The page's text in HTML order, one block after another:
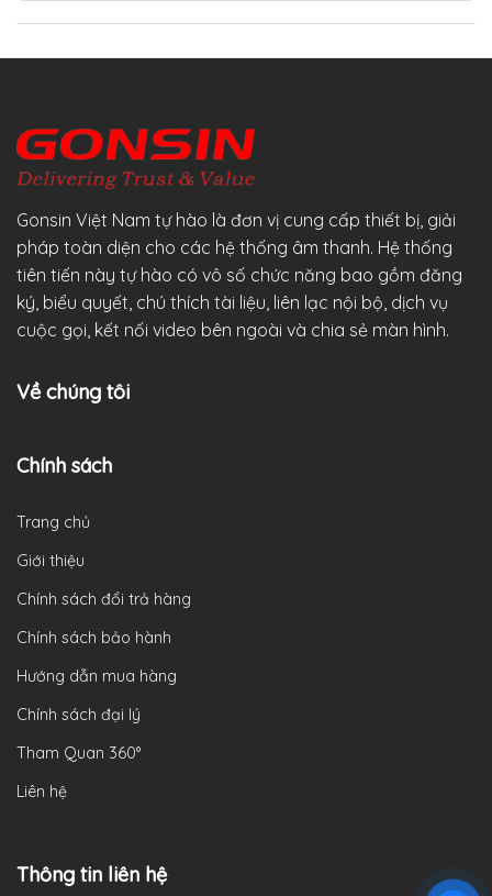
Gonsin Việt Nam tự hào là đơn vị cung cấp thiết bị, giải
pháp toàn diện cho các hệ thống âm thanh. Hệ thống
tiên tiến này tự hào có vô số chức năng bao gồm đăng
ký, biểu quyết, chú thích tài liệu, liên lạc nội bộ, dịch vụ
cuộc gọi, kết nối video bên ngoài và chia sẻ màn hình.
Về chúng tôi
Chính sách
Trang chủ
Giới thiệu
Chính sách đổi trả hàng
Chính sách bảo hành
Hướng dẫn mua hàng
Chính sách đại lý
Tham Quan 360°
Liên hệ
Thông tin liên hệ